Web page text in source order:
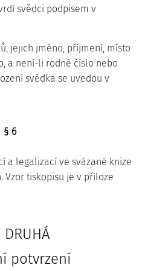
svědci podpisem v
jejich jméno, příjmení, místo
a není-li rodné číslo nebo
svědka se uvedou v
§ 6
a legalizací ve svázané knize
Vzor tiskopisu je v příloze
DRUHÁ
potvrzení